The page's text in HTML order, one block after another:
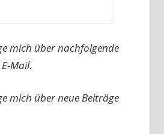
mich über nachfolgende
Mail.
mich über neue Beiträge